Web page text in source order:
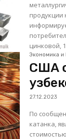
продукции
информирует
цинковой,
Экономика и
США
27.12.2023
По
катанка,